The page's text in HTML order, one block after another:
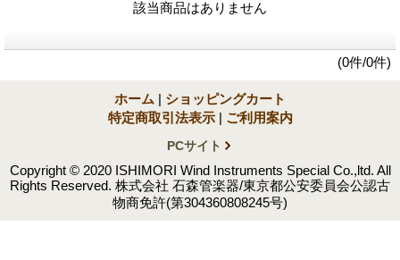
該当商品はありません
(0件/0件)
ホーム | ショッピングカート
特定商取引法表示 | ご利用案内
PCサイト
Copyright © 2020 ISHIMORI Wind Instruments Special Co.,ltd. All
Rights Reserved. 株式会社 石森管楽器/東京都公安委員会公認古
物商免許(第304360808245号)